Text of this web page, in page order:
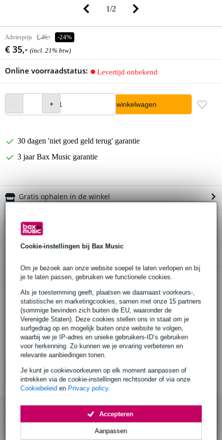
Cookie-instellingen bij Bax Music
Om je bezoek aan onze website soepel te laten verlopen en bij
je te laten passen, gebruiken we functionele cookies.
Als je toestemming geeft, plaatsen we daarnaast voorkeurs-,
statistische en marketingcookies, samen met onze 15 partners
(sommige bevinden zich buiten de EU, waaronder de
Verenigde Staten). Deze cookies stellen ons in staat om je
surfgedrag op en mogelijk buiten onze website te volgen,
waarbij we je IP-adres en unieke gebruikers-ID’s gebruiken
voor herkenning. Zo kunnen we je ervaring verbeteren en
relevante aanbiedingen tonen.
Je kunt je cookievoorkeuren op elk moment aanpassen of
intrekken via de cookie-instellingen rechtsonder of via onze
Cookiebeleid en Privacy policy.
Aanpassen
Accepteren
1/2
Adviesprijs € 46,- -24%
€ 35,- (incl. 21% btw)
Online voorraadstatus: Levertijd onbekend
In winkelwagen
30 dagen 'niet goed geld terug' garantie
3 jaar Bax Music garantie
Gratis ophalen in de winkel
Twijfel je of de
Doe de check.
Start de check
Productinformatie
gitaarband The Mosaic
materiaal: hoogkwalitatief textiel
Bekijk alle productspecificaties
Bekijk ook eens (4)
Accessoires (53)